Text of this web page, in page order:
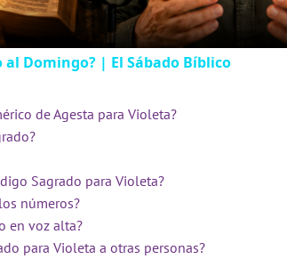
a
i
d
al Domingo? | El Sábado Bíblico
de Agesta para Violeta?
Sagrado para Violeta?
números?
en voz alta?
para Violeta a otras personas?